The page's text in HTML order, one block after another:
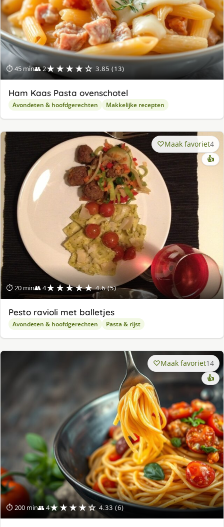
⏱ 45 min👥 2★★★★☆ 3.85 (13)
Ham Kaas Pasta ovenschotel
Avondeten & hoofdgerechten Makkelijke recepten
⏱ 20 min👥 4★★★★★ 4.6 (5)
Maak favoriet4
👍
Pesto ravioli met balletjes
Avondeten & hoofdgerechten Pasta & rijst
⏱ 200 min👥 4★★★★☆ 4.33 (6)
Maak favoriet14
👍